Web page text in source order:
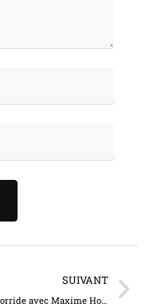
SUIVANT
Trio torride avec Maxime Horns et la transsexuelle Paula Hoffmann (5163)